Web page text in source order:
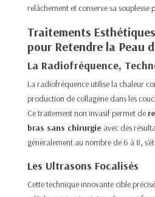
relâchement et conserve sa souplesse
Traitements
pour Retendre la Peau
La Radiofréquence,
La radiofréquence utilise la chaleur
production de collagène dans les
Ce traitement non invasif permet de
bras sans chirurgie avec des
généralement au nombre de 6 à 8,
Les Ultrasons Focalisés
Cette technique innovante cible